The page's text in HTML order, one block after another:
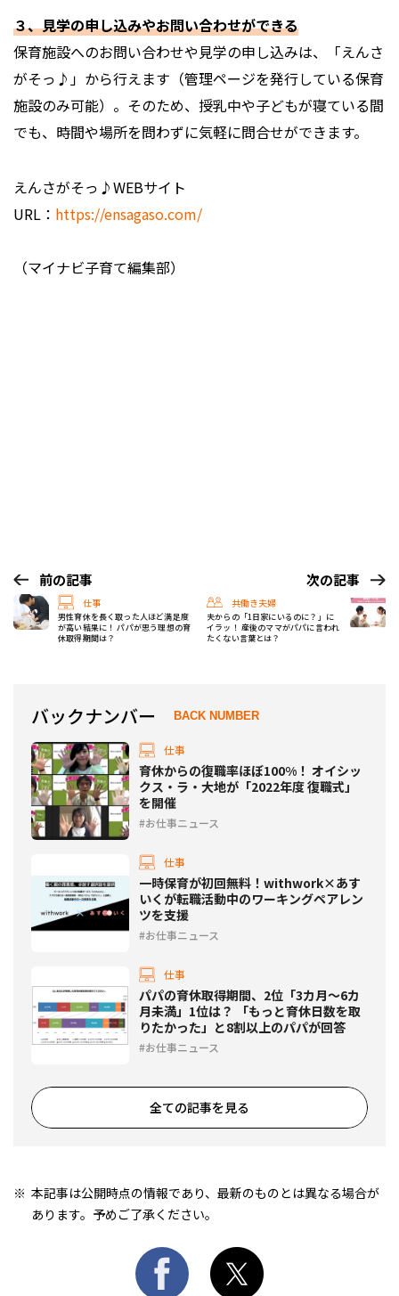
３、見学の申し込みやお問い合わせができる
保育施設へのお問い合わせや見学の申し込みは、「えんさ
がそっ♪」から行えます（管理ページを発行している保育
施設のみ可能）。そのため、授乳中や子どもが寝ている間
でも、時間や場所を問わずに気軽に問合せができます。
えんさがそっ♪WEBサイト
URL： https://ensagaso.com/
（マイナビ子育て編集部）
前の記事
仕事
男性育休を長く取った人ほど満足度
が高い結果に！ パパが思う理想の育
休取得期間は？
次の記事
共働き夫婦
夫からの「1日家にいるのに？」に
イラッ！ 産後のママがパパに言われ
たくない言葉とは？
バックナンバー BACK NUMBER
仕事
育休からの復職率ほぼ100%！ オイシッ
クス・ラ・大地が「2022年度 復職式」
を開催
お仕事ニュース
仕事
一時保育が初回無料！withwork×あす
いくが転職活動中のワーキングペアレン
ツを支援
お仕事ニュース
仕事
パパの育休取得期間、2位「3カ月～6カ
月未満」1位は？ 「もっと育休日数を取
りたかった」と8割以上のパパが回答
お仕事ニュース
全ての記事を見る
本記事は公開時点の情報であり、最新のものとは異なる場合が
あります。予めご了承ください。